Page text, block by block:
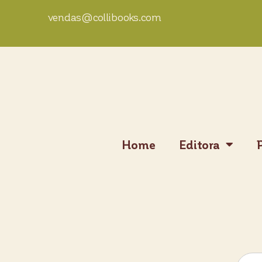
vendas@collibooks.com
Home Editora